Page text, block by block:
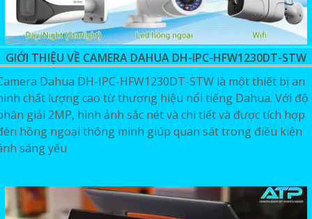
GIỚI THIỆU VỀ CAMERA DAHUA DH-IPC-HFW1230DT-STW
Dahua DH-IPC-HFW1230DT-STW là một thiết bị an
chất lượng cao từ thương hiệu nổi tiếng Dahua. Với độ
giải 2MP, hình ảnh sắc nét và chi tiết và được tích hợp
hồng ngoại thông minh giúp quan sát trong điều kiện
sáng yếu